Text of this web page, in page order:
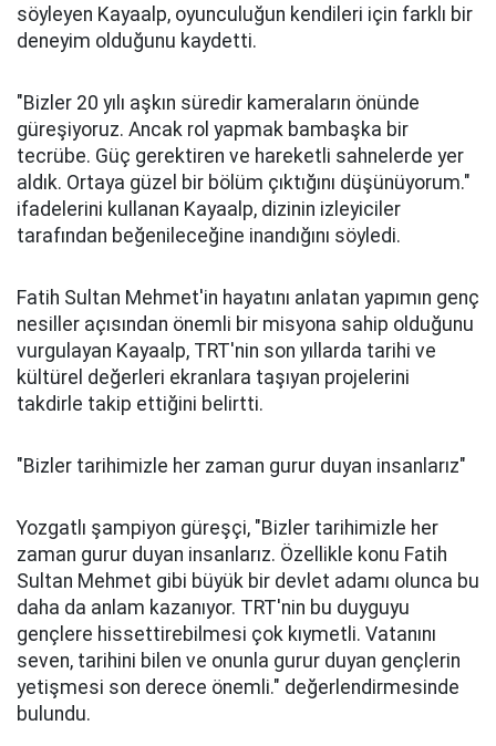
söyleyen Kayaalp, oyunculuğun kendileri için farklı bir
deneyim olduğunu kaydetti.
"Bizler 20 yılı aşkın süredir kameraların önünde
güreşiyoruz. Ancak rol yapmak bambaşka bir
tecrübe. Güç gerektiren ve hareketli sahnelerde yer
aldık. Ortaya güzel bir bölüm çıktığını düşünüyorum."
ifadelerini kullanan Kayaalp, dizinin izleyiciler
tarafından beğenileceğine inandığını söyledi.
Fatih Sultan Mehmet'in hayatını anlatan yapımın genç
nesiller açısından önemli bir misyona sahip olduğunu
vurgulayan Kayaalp, TRT'nin son yıllarda tarihi ve
kültürel değerleri ekranlara taşıyan projelerini
takdirle takip ettiğini belirtti.
"Bizler tarihimizle her zaman gurur duyan insanlarız"
Yozgatlı şampiyon güreşçi, "Bizler tarihimizle her
zaman gurur duyan insanlarız. Özellikle konu Fatih
Sultan Mehmet gibi büyük bir devlet adamı olunca bu
daha da anlam kazanıyor. TRT'nin bu duyguyu
gençlere hissettirebilmesi çok kıymetli. Vatanını
seven, tarihini bilen ve onunla gurur duyan gençlerin
yetişmesi son derece önemli." değerlendirmesinde
bulundu.